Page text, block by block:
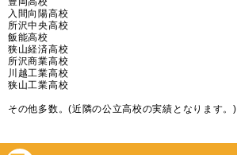
入間向陽高校
所沢中央高校
飯能高校
狭山経済高校
所沢商業高校
川越工業高校
狭山工業高校
その他多数。(近隣の公立高校の実績となります。)